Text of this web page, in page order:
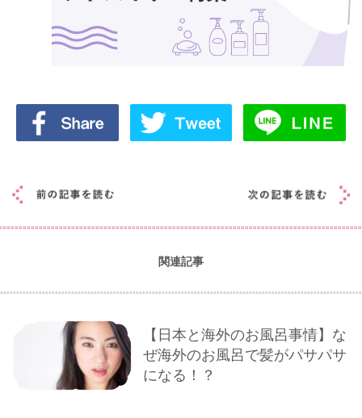
関連記事
【日本と海外のお風呂事情】な
ぜ海外のお風呂で髪がパサパサ
になる！？